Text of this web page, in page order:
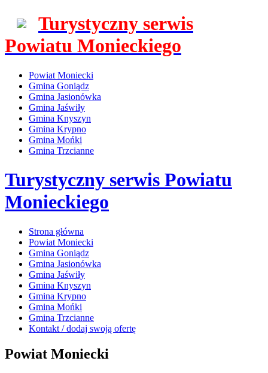
Turystyczny serwis
Powiatu Monieckiego
Powiat Moniecki
Gmina Goniądz
Gmina Jasionówka
Gmina Jaświły
Gmina Knyszyn
Gmina Krypno
Gmina Mońki
Gmina Trzcianne
Turystyczny serwis Powiatu
Monieckiego
Strona główna
Powiat Moniecki
Gmina Goniądz
Gmina Jasionówka
Gmina Jaświły
Gmina Knyszyn
Gmina Krypno
Gmina Mońki
Gmina Trzcianne
Kontakt / dodaj swoją ofertę
Powiat Moniecki